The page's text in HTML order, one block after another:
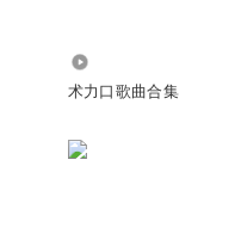
术力口歌曲合集